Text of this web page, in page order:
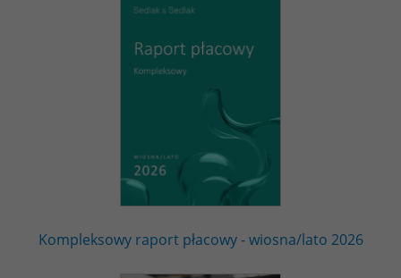
Kompleksowy raport płacowy - wiosna/lato 2026